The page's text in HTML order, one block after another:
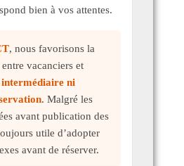
bien à vos attentes.
, nous favorisons la
vacanciers et
intermédiaire ni
. Malgré les
avant publication des
utile d’adopter
avant de réserver.